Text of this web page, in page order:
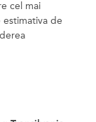
cel mai
de